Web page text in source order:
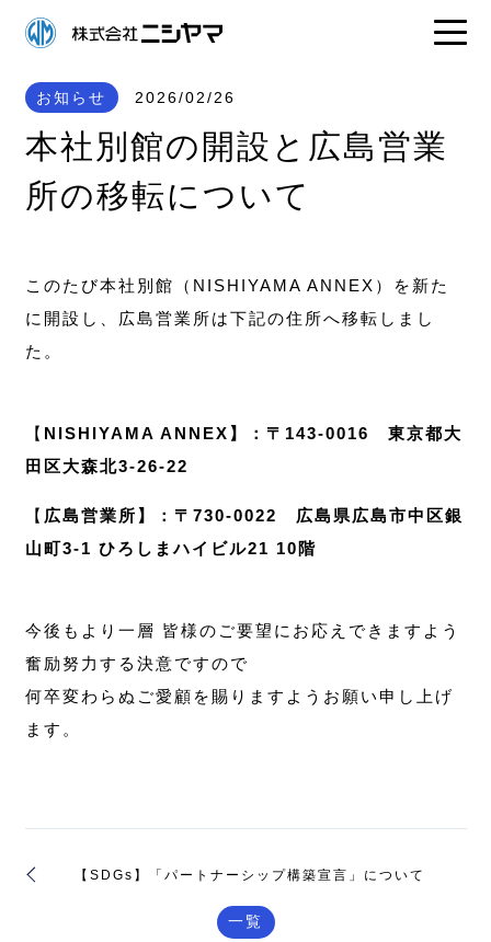
お知らせ 2026/02/26
本社別館の開設と広島営業
所の移転について
このたび本社別館（NISHIYAMA ANNEX）を新た
に開設し、広島営業所は下記の住所へ移転しまし
た。
【 NISHIYAMA ANNEX】：〒143-0016 東京都大
田区大森北3-26-22
【 広島営業所】：〒730-0022 広島県広島市中区銀
山町3-1 ひろしまハイビル21 10階
今後もより一層 皆様のご要望にお応えできますよう
奮励努力する決意ですので
何卒変わらぬご愛顧を賜りますようお願い申し上げ
ます。
【SDGs】「パートナーシップ構築宣言」について
一覧